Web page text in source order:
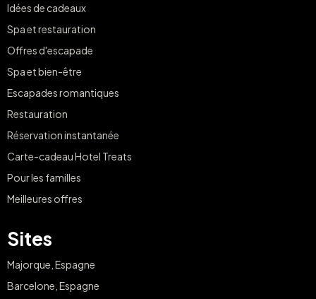
Idées de cadeaux
Spa et restauration
Offres d'escapade
Spa et bien-être
Escapades romantiques
Restauration
Réservation instantanée
Carte-cadeau Hotel Treats
Pour les familles
Meilleures offres
Sites
Majorque, Espagne
Barcelone, Espagne